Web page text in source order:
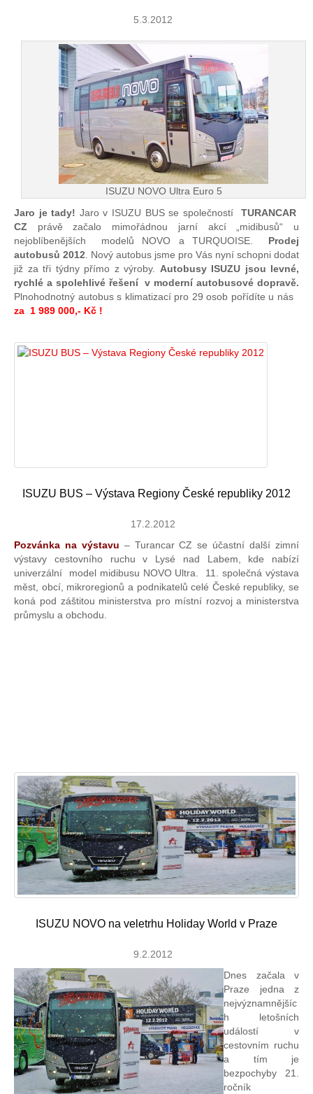
5.3.2012
ISUZU NOVO Ultra Euro 5
Jaro je tady! Jaro v ISUZU BUS se společnostíTURANCAR
CZ právě začalo mimořádnou jarní akcí „midibusů“ u
nejoblíbenějších modelů NOVO a TURQUOISE. Prodej
autobusů 2012. Nový autobus jsme pro Vás nyní schopni dodat
již za tři týdny přímo z výroby. Autobusy ISUZU jsou levné,
rychlé a spolehlivé řešení v moderní autobusové dopravě.
Plnohodnotný autobus s klimatizací pro 29 osob pořídíte u nás
za 1 989 000,- Kč !
ISUZU BUS – Výstava Regiony České republiky 2012
17.2.2012
Pozvánka na výstavu – Turancar CZ se účastní další zimní
výstavy cestovního ruchu v Lysé nad Labem, kde nabízí
univerzální model midibusu NOVO Ultra. 11. společná výstava
měst, obcí, mikroregionů a podnikatelů celé České republiky, se
koná pod záštitou ministerstva pro místní rozvoj a ministerstva
průmyslu a obchodu.
ISUZU NOVO na veletrhu Holiday World v Praze
9.2.2012
Dnes začala v
Praze jedna z
nejvýznamnějšíc
h letošních
událostí v
cestovním ruchu
a tím je
bezpochyby 21.
ročník